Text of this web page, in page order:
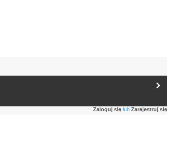
Zaloguj się lub Zarejestruj się